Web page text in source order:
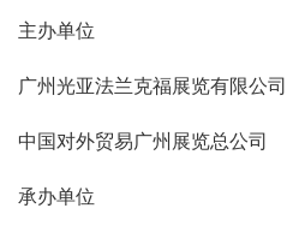
主办单位
广州光亚法兰克福展览有限公司
中国对外贸易广州展览总公司
承办单位